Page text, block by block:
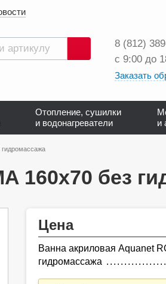
Поиск
8 (812)
с 9:00 до
Заказать
Отопление, сушилки
и водонагреватели
и
гидромассажа
160х70 без
Цена
Ванна акриловая Aquanet
гидромассажа